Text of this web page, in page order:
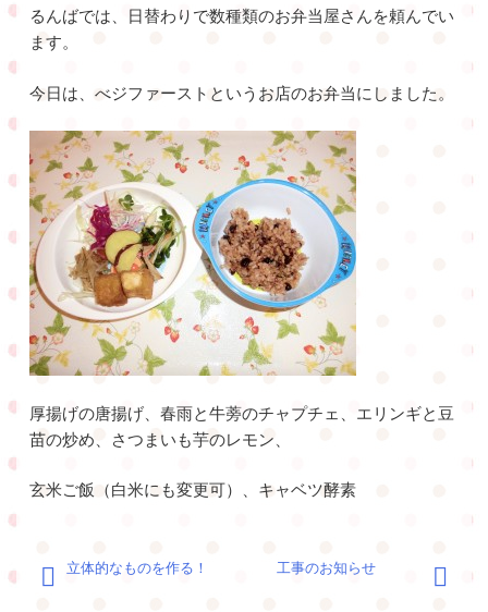
るんばでは、日替わりで数種類のお弁当屋さんを頼んでい
ます。
今日は、べジファーストというお店のお弁当にしました。
厚揚げの唐揚げ、春雨と牛蒡のチャプチェ、エリンギと豆
苗の炒め、さつまいも芋のレモン、
玄米ご飯（白米にも変更可）、キャベツ酵素
稿
立体的なものを作る！ 工事のお知らせ